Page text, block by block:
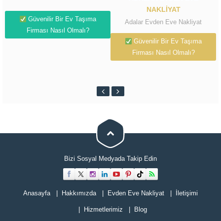
Güvenilir Bir Ev Taşıma
Firması Nasıl Olmalı?
NAKLIYAT
Adalar Evden Eve Nakliyat
Güvenilir Bir Ev Taşıma
Firması Nasıl Olmalı?
Bizi Sosyal Medyada Takip Edin
Anasayfa Hakkımızda Evden Eve Nakliyat İletişimi
Hizmetlerimiz Blog
Cevap Yaz